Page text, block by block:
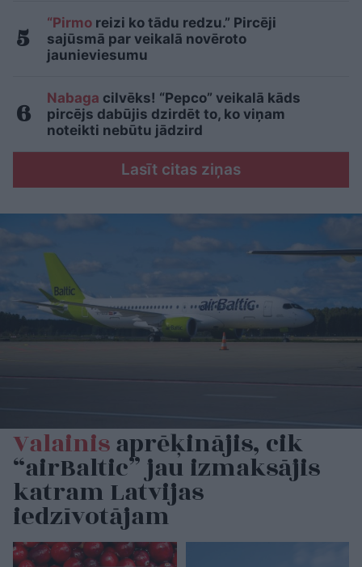
“Pirmo reizi ko tādu redzu.” Pircēji
sajūsmā par veikalā novēroto
jaunieviesumu
Nabaga cilvēks! “Pepco” veikalā kāds
pircējs dabūjis dzirdēt to, ko viņam
noteikti nebūtu jādzird
Lasīt citas ziņas
Valainisaprēķinājis, cik
“airBaltic” jau izmaksājis
katram Latvijas
iedzīvotājam